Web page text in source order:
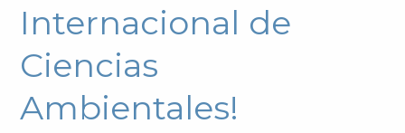
Internacional de
Ciencias
Ambientales!
Congreso
Internacional
de
Ciencias
Ambientales!